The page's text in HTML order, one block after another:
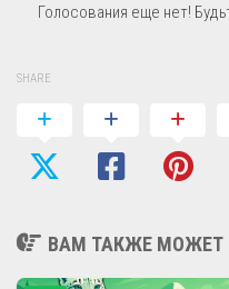
Голосования еще нет!
SHARE
ВАМ ТАКЖЕ МОЖЕТ